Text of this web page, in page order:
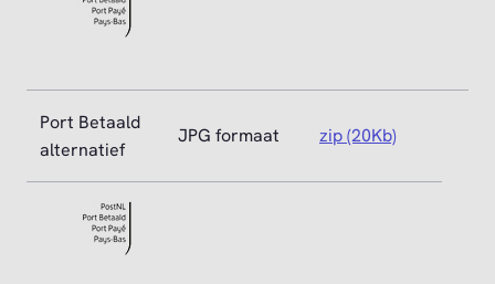
Port Betaald
alternatief
JPG formaat zip (20Kb)